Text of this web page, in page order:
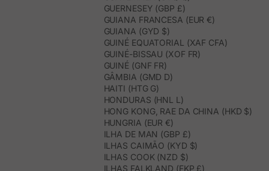
GUERNESEY (GBP £)
GUIANA FRANCESA (EUR €)
GUIANA (GYD $)
GUINÉ EQUATORIAL (XAF CFA)
GUINÉ-BISSAU (XOF FR)
GUINÉ (GNF FR)
GÂMBIA (GMD D)
HAITI (HTG G)
HONDURAS (HNL L)
HONG KONG, RAE DA CHINA (HKD $)
HUNGRIA (EUR €)
ILHA DE MAN (GBP £)
ILHAS CAIMÃO (KYD $)
ILHAS COOK (NZD $)
ILHAS FALKLAND (FKP £)